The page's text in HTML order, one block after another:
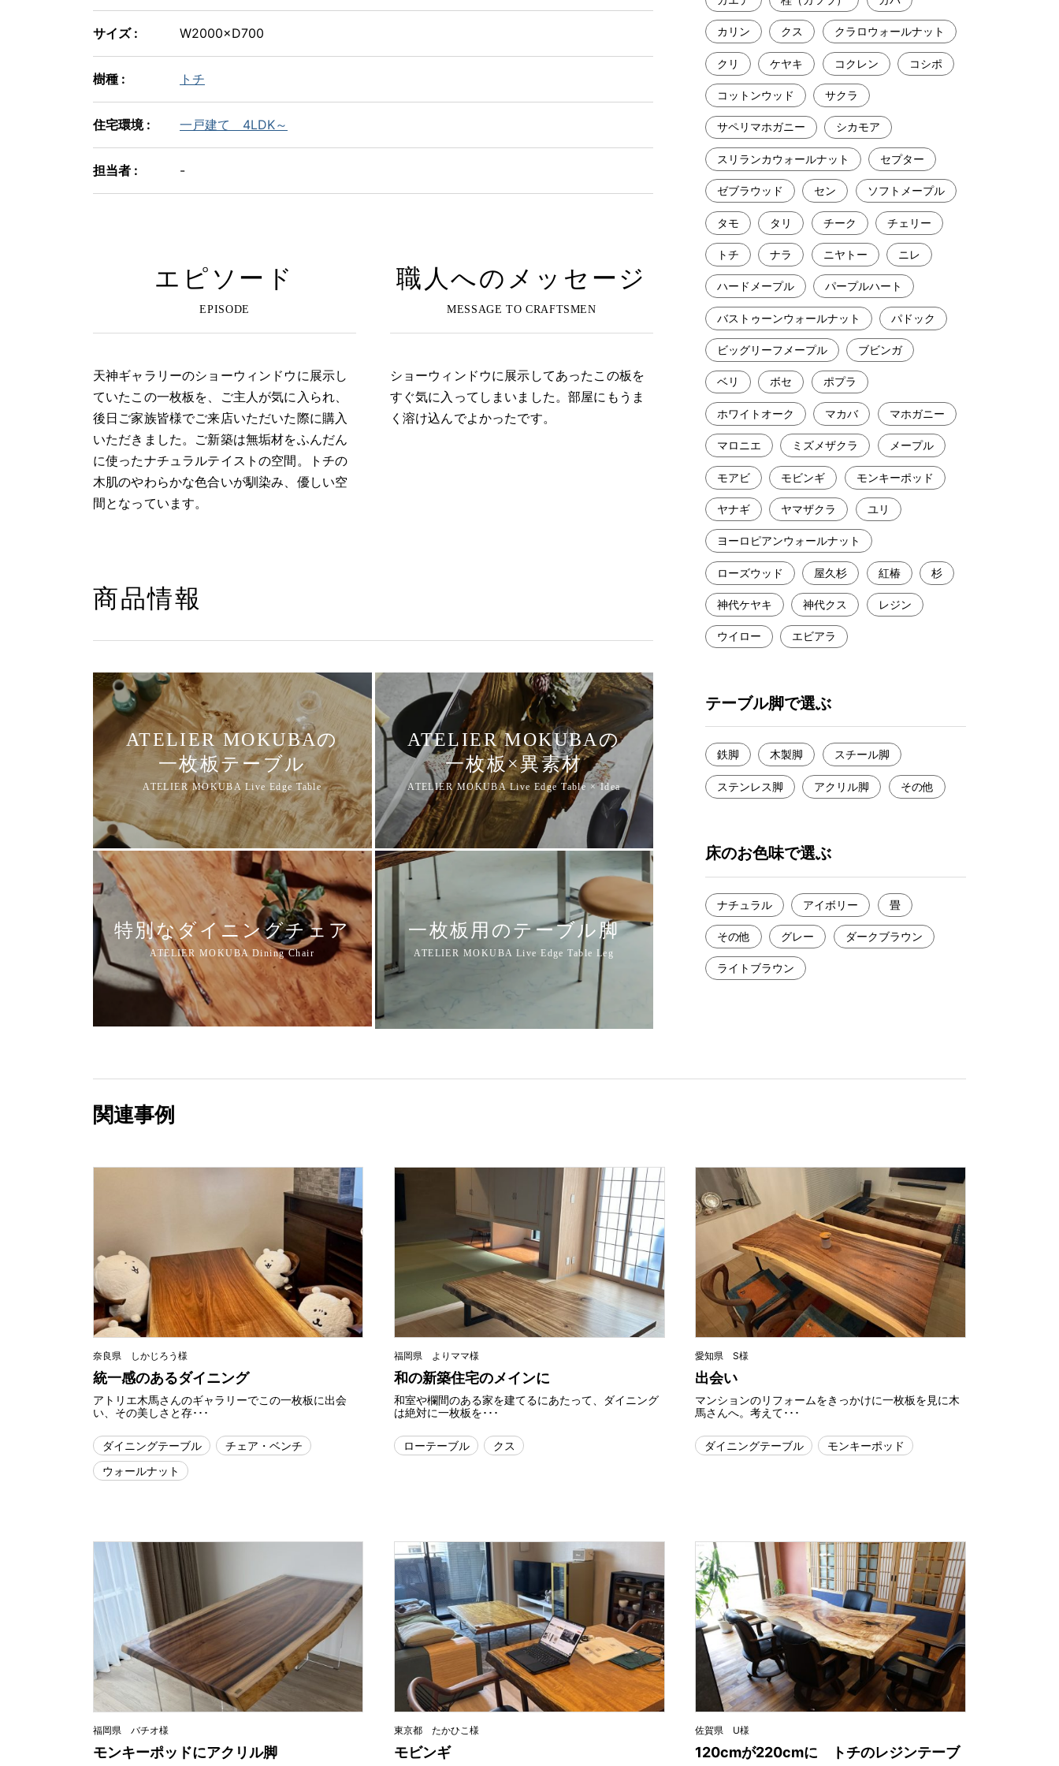
サイズ : W2000×D700
樹種 : トチ
住宅環境 : 一戸建て 4LDK～
担当者 : -
エピソード
天神ギャラリーのショーウィンドウに展示し
ていたこの一枚板を、ご主人が気に入られ、
後日ご家族皆様でご来店いただいた際に購入
いただきました。ご新築は無垢材をふんだん
に使ったナチュラルテイストの空間。トチの
木肌のやわらかな色合いが馴染み、優しい空
間となっています。
職人へのメッセージ
ショーウィンドウに展示してあったこの板を
すぐ気に入ってしまいました。部屋にもうま
く溶け込んでよかったです。
商品情報
ATELIER MOKUBAの
一枚板テーブル
ATELIER MOKUBAの
一枚板×異素材
特別なダイニングチェア 一枚板用のテーブル脚
カリン クス クラロウォールナット
クリ ケヤキ コクレン コシポ
コットンウッド サクラ
サペリマホガニー シカモア
スリランカウォールナット セプター
ゼブラウッド セン ソフトメープル
タモ タリ チーク チェリー
トチ ナラ ニヤトー ニレ
ハードメープル パープルハート
バストゥーンウォールナット パドック
ビッグリーフメープル ブビンガ
ベリ ボセ ポプラ
ホワイトオーク マカバ マホガニー
マロニエ ミズメザクラ メープル
モアビ モビンギ モンキーポッド
ヤナギ ヤマザクラ ユリ
ヨーロピアンウォールナット
ローズウッド 屋久杉 紅椿 杉
神代ケヤキ 神代クス レジン
ウイロー エビアラ
テーブル脚で選ぶ
鉄脚 木製脚 スチール脚
ステンレス脚 アクリル脚 その他
床のお色味で選ぶ
ナチュラル アイボリー 畳
その他 グレー ダークブラウン
ライトブラウン
関連事例
奈良県 しかじろう様
統一感のあるダイニング
アトリエ木馬さんのギャラリーでこの一枚板に出会
い、その美しさと存･･･
ダイニングテーブル
チェア・ベンチ
ウォールナット
福岡県 よりママ様
和の新築住宅のメインに
和室や欄間のある家を建てるにあたって、ダイニング
は絶対に一枚板を･･･
ローテーブル クス
愛知県 S様
出会い
マンションのリフォームをきっかけに一枚板を見に木
馬さんへ。考えて･･･
ダイニングテーブル モンキーポッド
福岡県 バチオ様
モンキーポッドにアクリル脚
東京都 たかひこ様
モビンギ
佐賀県 U様
120cmが220cmに トチのレジンテーブ